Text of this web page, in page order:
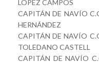
LÓPEZ CAMPOS
CAPITÁN DE
HERNÁNDEZ
CAPITÁN DE
TOLEDANO CASTELL
CAPITÁN DE